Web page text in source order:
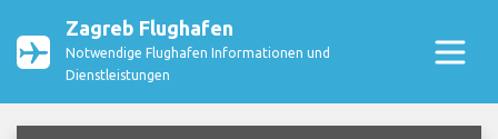
Zagreb Flughafen
Notwendige Flughafen Informationen und
Dienstleistungen